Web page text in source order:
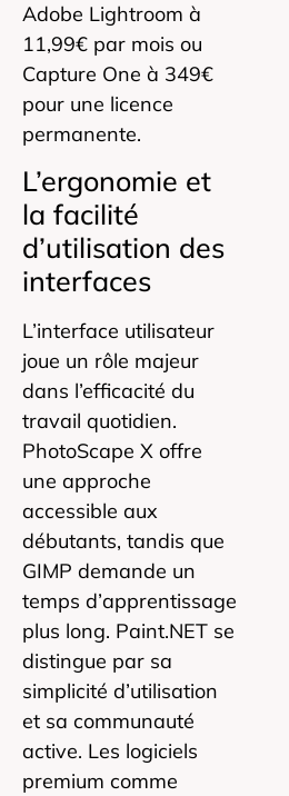
Adobe Lightroom à
11,99€ par mois ou
Capture One à 349€
pour une licence
permanente.
L’ergonomie et
la facilité
d’utilisation des
interfaces
L’interface utilisateur
joue un rôle majeur
dans l’efficacité du
travail quotidien.
PhotoScape X offre
une approche
accessible aux
débutants, tandis que
GIMP demande un
temps d’apprentissage
plus long. Paint.NET se
distingue par sa
simplicité d’utilisation
et sa communauté
active. Les logiciels
premium comme